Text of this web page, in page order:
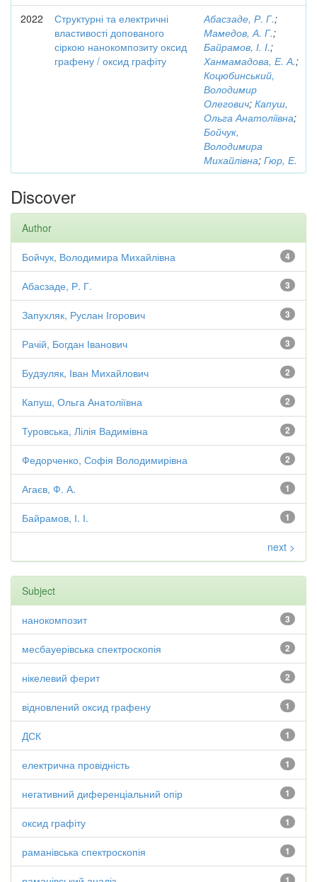
2022
Структурні та електричні
властивості допованого
сіркою нанокомпозиту оксид
графену / оксид графіту
Абасзаде, Р. Г.;
Мамедов, А. Г.;
Байрамов, І. І.;
Ханмамадова, Е. А.;
Коцюбинський,
Володимир
Олегович; Капуш,
Ольга Анатоліївна;
Бойчук,
Володимира
Михайлівна; Гюр, Е.
Discover
Author
4
Бойчук, Володимира Михайлівна
3
Абасзаде, Р. Г.
3
Запухляк, Руслан Ігорович
3
Рачій, Богдан Іванович
2
Будзуляк, Іван Михайлович
2
Капуш, Ольга Анатоліївна
2
Туровська, Лілія Вадимівна
2
Федорченко, Софія Володимирівна
1
Агаєв, Ф. А.
1
Байрамов, І. І.
next >
Subject
3
нанокомпозит
2
месбауерівська спектроскопія
2
нікелевий ферит
1
відновлений оксид графену
1
ДСК
1
електрична провідність
1
негативний диференціальний опір
1
оксид графіту
1
раманівська спектроскопія